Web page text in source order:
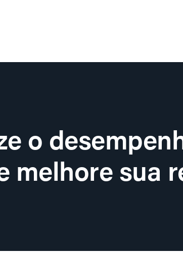
o
melhore sua